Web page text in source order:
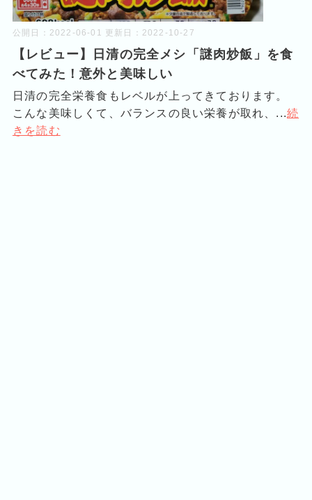
公開日： 2022-06-01 更新日： 2022-10-27
【レビュー】日清の完全メシ「謎肉炒飯」を食
べてみた！意外と美味しい
日清の完全栄養食もレベルが上ってきております。
こんな美味しくて、バランスの良い栄養が取れ、...続
きを読む